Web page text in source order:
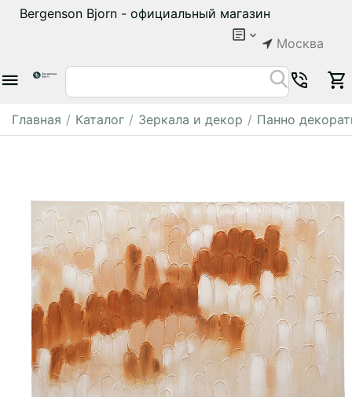
Bergenson Bjorn - официальный магазин
Москва
Главная / Каталог / Зеркала и декор / Панно